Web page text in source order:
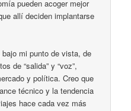
pueden acoger mejor
allí deciden implantarse
mi punto de vista, de
de “salida” y “voz”,
y política. Creo que
técnico y la tendencia
hace cada vez más